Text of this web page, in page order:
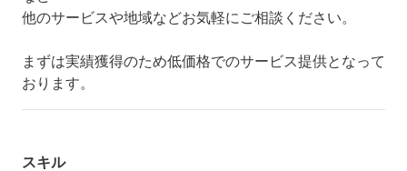
他のサービスや地域などお気軽にご相談ください。
まずは実績獲得のため低価格でのサービス提供となって
おります。
スキル